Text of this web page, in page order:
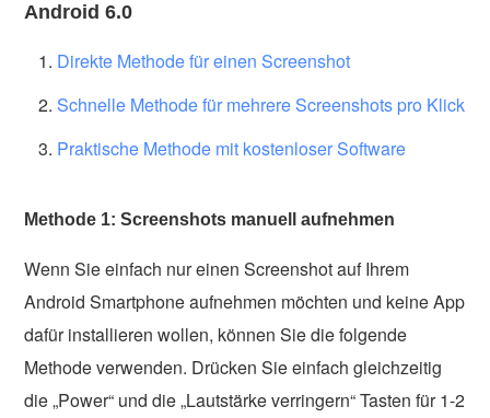
Android 6.0
Direkte Methode für einen Screenshot
Schnelle Methode für mehrere Screenshots pro Klick
Praktische Methode mit kostenloser Software
Methode 1: Screenshots manuell aufnehmen
Wenn Sie einfach nur einen Screenshot auf Ihrem
Android Smartphone aufnehmen möchten und keine App
dafür installieren wollen, können Sie die folgende
Methode verwenden. Drücken Sie einfach gleichzeitig
die „Power“ und die „Lautstärke verringern“ Tasten für 1-2